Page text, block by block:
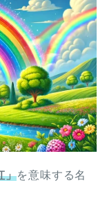
」を意味する名